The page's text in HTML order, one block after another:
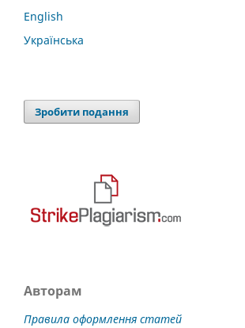
English
Українська
Зробити подання
Авторам
Правила оформлення статей